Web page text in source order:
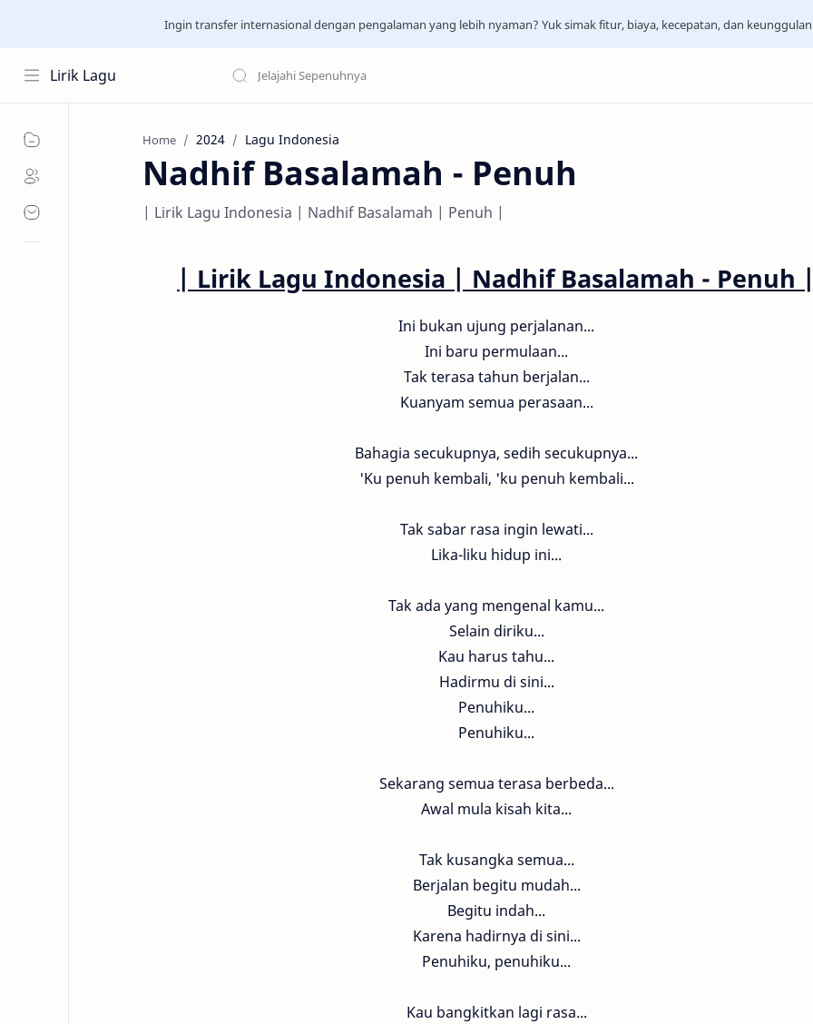
Ingin transfer internasional dengan pengalaman yang lebih nyaman? Yuk simak fitur, biaya, kecepatan, dan
Lirik Lagu
Home 2024 Lagu Indonesia
Nadhif Basalamah - Penuh
| Lirik Lagu Indonesia | Nadhif Basalamah | Penuh |
| Lirik Lagu Indonesia | Nadhif Basalamah - Penuh
Ini bukan ujung perjalanan...
Ini baru permulaan...
Tak terasa tahun berjalan...
Kuanyam semua perasaan...
Bahagia secukupnya, sedih secukupnya...
'Ku penuh kembali, 'ku penuh kembali...
Tak sabar rasa ingin lewati...
Lika-liku hidup ini...
Tak ada yang mengenal kamu...
Selain diriku...
Kau harus tahu...
Hadirmu di sini...
Penuhiku...
Penuhiku...
Sekarang semua terasa berbeda...
Awal mula kisah kita...
Tak kusangka semua...
Berjalan begitu mudah...
Begitu indah...
Karena hadirnya di sini...
Penuhiku, penuhiku...
Kau bangkitkan lagi rasa...